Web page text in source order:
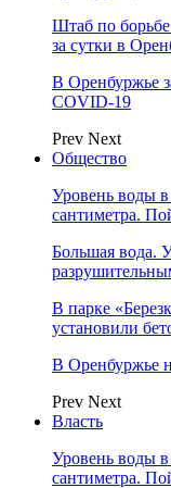
Штаб по
за сутки в
В Оренбуржье
COVID-19
Prev Next
Общество
Уровень воды
сантиметра.
Большая вода.
В парке
установили
В Оренбуржье
Prev Next
Власть
Уровень воды
сантиметра.